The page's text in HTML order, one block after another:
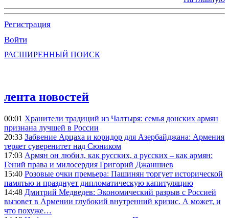
Регистрация
Войти
РАСШИРЕННЫЙ ПОИСК
лента новостей
00:01 Хранители традиций из Чалтыря: семья донских армян
признана лучшей в России
20:33 Забвение Арцаха и коридор для Азербайджана: Армения
теряет суверенитет над Сюником
17:03 Армян он любил, как русских, а русских – как армян:
Гений права и милосердия Григорий Джаншиев
15:40 Розовые очки премьера: Пашинян торгует исторической
памятью и празднует дипломатическую капитуляцию
14:48 Дмитрий Медведев: Экономический разрыв с Россией
вызовет в Армении глубокий внутренний кризис. А может, и
что похуже…